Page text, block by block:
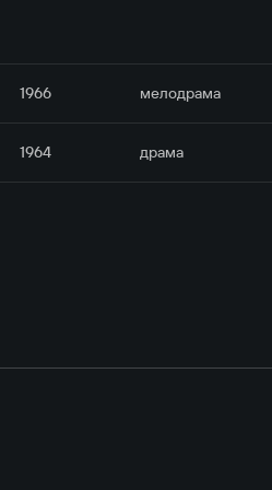
1966 мелодрама
1964 драма